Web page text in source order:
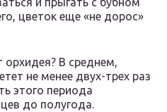
цветок еще «не дорос»
орхидея? В среднем,
не менее двух-трех раз
этого периода
до полугода.